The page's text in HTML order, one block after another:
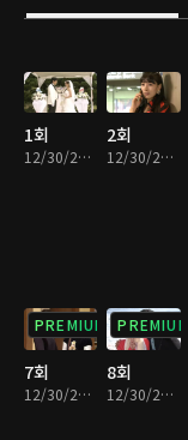
1회
12/30/2022 • 36분
2회
12/30/2022 • 36분
PREMIUM
7회
12/30/2022 • 36분
PREMIUM
8회
12/30/2022 • 37분